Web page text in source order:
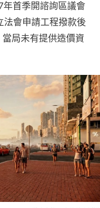
首季開諮詢區議會
會申請工程撥款後
局未有提供造價資